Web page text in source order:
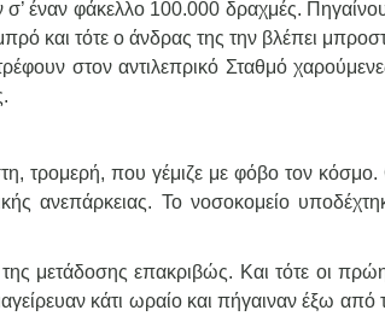
σ’ έναν φάκελλο 100.000 δραχμές.
και τότε ο άνδρας της την βλέπει
στον αντιλεπρικό Σταθμό
τρομερή, που γέμιζε με φόβο τον
ανεπάρκειας. Το νοσοκομείο
μετάδοσης επακριβώς. Και τότε οι
κάτι ωραίο και πήγαιναν έξω από